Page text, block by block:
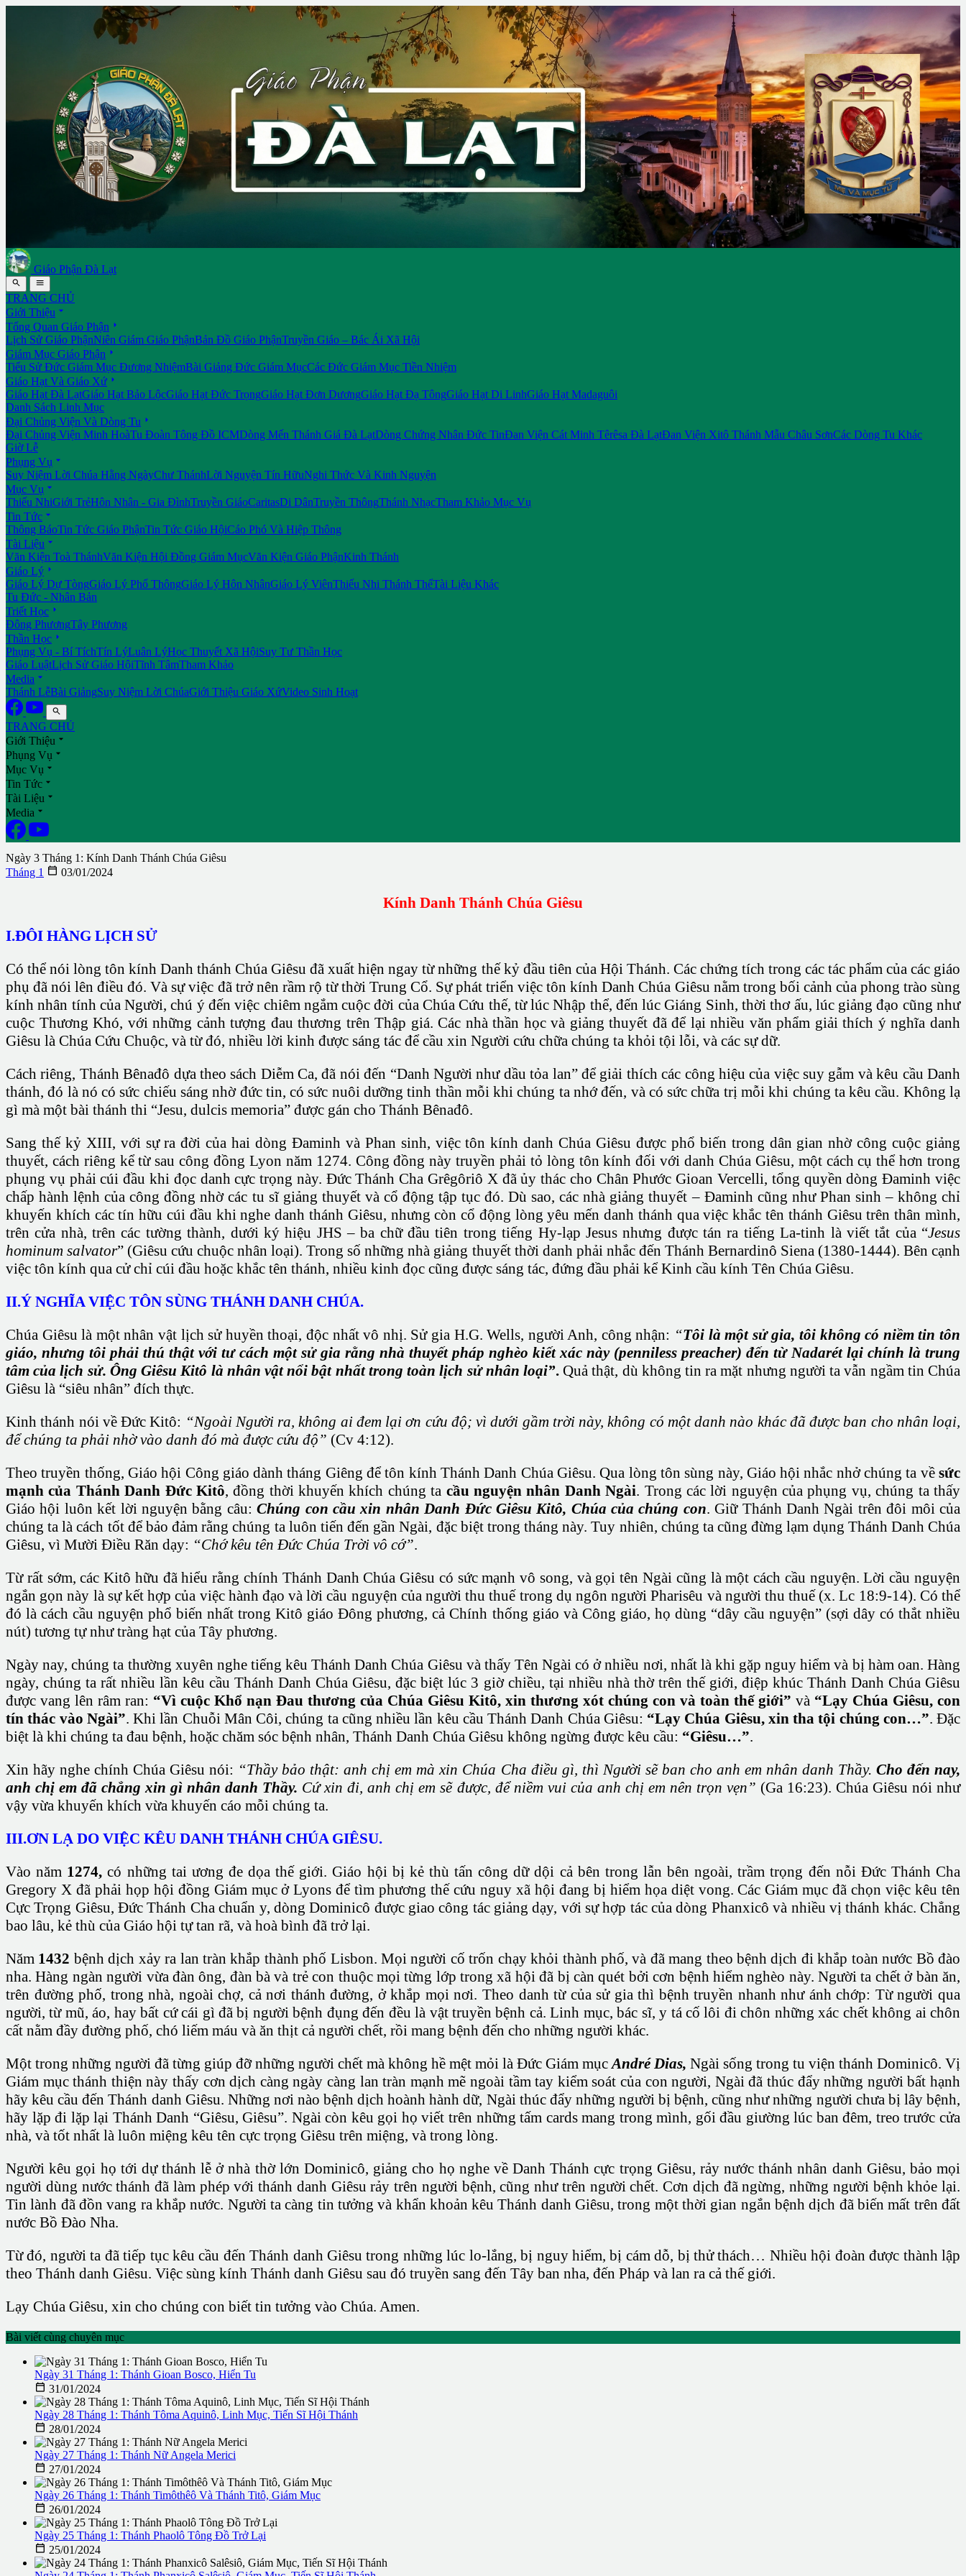
Giáo Phận Đà Lạt
 
TRANG CHỦ
Giới Thiệu 
Tổng Quan Giáo Phận 
Lịch Sử Giáo PhậnNiên Giám Giáo PhậnBản Đồ Giáo PhậnTruyền Giáo – Bác Ái Xã Hội
Giám Mục Giáo Phận 
Tiểu Sử Đức Giám Mục Đương NhiệmBài Giảng Đức Giám MụcCác Đức Giám Mục Tiền Nhiệm
Giáo Hạt Và Giáo Xứ 
Giáo Hạt Đà LạtGiáo Hạt Bảo LộcGiáo Hạt Đức TrọngGiáo Hạt Đơn DươngGiáo Hạt Đạ TôngGiáo Hạt Di LinhGiáo Hạt Madaguôi
Danh Sách Linh Mục
Đại Chủng Viện Và Dòng Tu 
Đại Chủng Viện Minh HoàTu Đoàn Tông Đồ ICMDòng Mến Thánh Giá Đà LạtDòng Chứng Nhân Đức TinĐan Viện Cát Minh Têrêsa Đà LạtĐan Viện Xitô Thánh Mẫu Châu SơnCác Dòng Tu Khác
Giờ Lễ
Phụng Vụ 
Suy Niệm Lời Chúa Hằng NgàyChư ThánhLời Nguyện Tín HữuNghi Thức Và Kinh Nguyện
Mục Vụ 
Thiếu NhiGiới TrẻHôn Nhân - Gia ĐìnhTruyền GiáoCaritasDi DânTruyền ThôngThánh NhạcTham Khảo Mục Vụ
Tin Tức 
Thông BáoTin Tức Giáo PhậnTin Tức Giáo HộiCáo Phó Và Hiệp Thông
Tài Liệu 
Văn Kiện Toà ThánhVăn Kiện Hội Đồng Giám MụcVăn Kiện Giáo PhậnKinh Thánh
Giáo Lý 
Giáo Lý Dự TòngGiáo Lý Phổ ThôngGiáo Lý Hôn NhânGiáo Lý ViênThiếu Nhi Thánh ThểTài Liệu Khác
Tu Đức - Nhân Bản
Triết Học 
Đông PhươngTây Phương
Thần Học 
Phụng Vụ - Bí TíchTín LýLuân LýHọc Thuyết Xã HộiSuy Tư Thần Học
Giáo LuậtLịch Sử Giáo HộiTĩnh TâmTham Khảo
Media 
Thánh LễBài GiảngSuy Niệm Lời ChúaGiới Thiệu Giáo XứVideo Sinh Hoạt

TRANG CHỦ
Giới Thiệu 
Phụng Vụ 
Mục Vụ 
Tin Tức 
Tài Liệu 
Media 
Ngày 3 Tháng 1: Kính Danh Thánh Chúa Giêsu
Tháng 1  03/01/2024
Kính Danh Thánh Chúa Giêsu
I.ĐÔI HÀNG LỊCH SỬ
Có thể nói lòng tôn kính Danh thánh Chúa Giêsu đã xuất hiện ngay từ những thế kỷ đầu tiên của Hội Thánh. Các chứng tích trong các tác phẩm của các giáo
phụ đã nói lên điều đó. Và sự việc đã trở nên rầm rộ từ thời Trung Cổ. Sự phát triển việc tôn kính Danh Chúa Giêsu nằm trong bối cảnh của phong trào sùng
kính nhân tính của Người, chú ý đến việc chiêm ngắm cuộc đời của Chúa Cứu thế, từ lúc Nhập thể, đến lúc Giáng Sinh, thời thơ ấu, lúc giảng đạo cũng như
cuộc Thương Khó, với những cảnh tượng đau thương trên Thập giá. Các nhà thần học và giảng thuyết đã để lại nhiều văn phẩm giải thích ý nghĩa danh
Giêsu là Chúa Cứu Chuộc, và từ đó, nhiều lời kinh được sáng tác để cầu xin Người cứu chữa chúng ta khỏi tội lỗi, và các sự dữ.
Cách riêng, Thánh Bênađô dựa theo sách Diễm Ca, đã nói đến “Danh Người như dầu tỏa lan” để giải thích các công hiệu của việc suy gẫm và kêu cầu Danh
thánh, đó là nó có sức chiếu sáng nhờ đức tin, có sức nuôi dưỡng tinh thần mỗi khi chúng ta nhớ đến, và có sức chữa trị mỗi khi chúng ta kêu cầu. Không lạ
gì mà một bài thánh thi “Jesu, dulcis memoria” được gán cho Thánh Bênađô.
Sang thế kỷ XIII, với sự ra đời của hai dòng Đaminh và Phan sinh, việc tôn kính danh Chúa Giêsu được phổ biến trong dân gian nhờ công cuộc giảng
thuyết, cách riêng kể từ sau công đồng Lyon năm 1274. Công đồng này truyền phải tỏ lòng tôn kính đối với danh Chúa Giêsu, một cách cụ thể hơn trong
phụng vụ phải cúi đầu khi đọc danh cực trọng này. Đức Thánh Cha Grêgôriô X đã ủy thác cho Chân Phước Gioan Vercelli, tổng quyền dòng Đaminh việc
chấp hành lệnh của công đồng nhờ các tu sĩ giảng thuyết và cổ động tập tục đó. Dù sao, các nhà giảng thuyết – Đaminh cũng như Phan sinh – không chỉ
khuyến khích các tín hữu cúi đầu khi nghe danh thánh Giêsu, nhưng còn cổ động lòng yêu mến danh thánh qua việc khắc tên thánh Giêsu trên thân mình,
trên cửa nhà, trên các tường thành, dưới ký hiệu JHS – ba chữ đầu tiên trong tiếng Hy-lạp Jesus nhưng được tán ra tiếng La-tinh là viết tắt của “Jesus
hominum salvator” (Giêsu cứu chuộc nhân loại). Trong số những nhà giảng thuyết thời danh phải nhắc đến Thánh Bernardinô Siena (1380-1444). Bên cạnh
việc tôn kính qua cử chỉ cúi đầu hoặc khắc tên thánh, nhiều kinh đọc cũng được sáng tác, đứng đầu phải kể Kinh cầu kính Tên Chúa Giêsu.
II.Ý NGHĨA VIỆC TÔN SÙNG THÁNH DANH CHÚA.
Chúa Giêsu là một nhân vật lịch sử huyền thoại, độc nhất vô nhị. Sử gia H.G. Wells, người Anh, công nhận: “Tôi là một sử gia, tôi không có niềm tin tôn
giáo, nhưng tôi phải thú thật với tư cách một sử gia rằng nhà thuyết pháp nghèo kiết xác này (penniless preacher) đến từ Nadarét lại chính là trung
tâm của lịch sử. Ông Giêsu Kitô là nhân vật nổi bật nhất trong toàn lịch sử nhân loại”.Quả thật, dù không tin ra mặt nhưng người ta vẫn ngầm tin Chúa
Giêsu là “siêu nhân” đích thực.
Kinh thánh nói về Đức Kitô: “Ngoài Người ra, không ai đem lại ơn cứu độ; vì dưới gầm trời này, không có một danh nào khác đã được ban cho nhân loại,
để chúng ta phải nhờ vào danh đó mà được cứu độ” (Cv 4:12).
Theo truyền thống, Giáo hội Công giáo dành tháng Giêng để tôn kính Thánh Danh Chúa Giêsu. Qua lòng tôn sùng này, Giáo hội nhắc nhở chúng ta về sức
mạnh của Thánh Danh Đức Kitô, đồng thời khuyến khích chúng ta cầu nguyện nhân Danh Ngài. Trong các lời nguyện của phụng vụ, chúng ta thấy
Giáo hội luôn kết lời nguyện bằng câu:Chúng con cầu xin nhân Danh Đức Giêsu Kitô, Chúa của chúng con. Giữ Thánh Danh Ngài trên đôi môi của
chúng ta là cách tốt để bảo đảm rằng chúng ta luôn tiến đến gần Ngài, đặc biệt trong tháng này. Tuy nhiên, chúng ta cũng đừng lạm dụng Thánh Danh Chúa
Giêsu, vì Mười Điều Răn dạy: “Chớ kêu tên Đức Chúa Trời vô cớ”.
Từ rất sớm, các Kitô hữu đã hiểu rằng chính Thánh Danh Chúa Giêsu có sức mạnh vô song, và gọi tên Ngài cũng là một cách cầu nguyện. Lời cầu nguyện
ngắn gọn này là sự kết hợp của việc hành đạo và lời cầu nguyện của người thu thuế trong dụ ngôn người Pharisêu và người thu thuế (x. Lc 18:9-14). Có thể
đó là cách cầu nguyện phổ biến nhất trong Kitô giáo Đông phương, cả Chính thống giáo và Công giáo, họ dùng “dây cầu nguyện” (sợi dây có thắt nhiều
nút) tương tự như tràng hạt của Tây phương.
Ngày nay, chúng ta thường xuyên nghe tiếng kêu Thánh Danh Chúa Giêsu và thấy Tên Ngài có ở nhiều nơi, nhất là khi gặp nguy hiểm và bị hàm oan. Hàng
ngày, chúng ta rất nhiều lần kêu cầu Thánh Danh Chúa Giêsu, đặc biệt lúc 3 giờ chiều, tại nhiều nhà thờ trên thế giới, điệp khúc Thánh Danh Chúa Giêsu
được vang lên râm ran: “Vì cuộc Khổ nạn Đau thương của Chúa Giêsu Kitô, xin thương xót chúng con và toàn thế giới” và “Lạy Chúa Giêsu, con
tín thác vào Ngài”. Khi lần Chuỗi Mân Côi, chúng ta cũng nhiều lần kêu cầu Thánh Danh Chúa Giêsu: “Lạy Chúa Giêsu, xin tha tội chúng con…”. Đặc
biệt là khi chúng ta đau bệnh, hoặc chăm sóc bệnh nhân, Thánh Danh Chúa Giêsu không ngừng được kêu cầu: “Giêsu…”.
Xin hãy nghe chính Chúa Giêsu nói: “Thầy bảo thật: anh chị em mà xin Chúa Cha điều gì, thì Người sẽ ban cho anh em nhân danh Thầy. Cho đến nay,
anh chị em đã chẳng xin gì nhân danh Thầy. Cứ xin đi, anh chị em sẽ được, để niềm vui của anh chị em nên trọn vẹn” (Ga 16:23). Chúa Giêsu nói như
vậy vừa khuyến khích vừa khuyến cáo mỗi chúng ta.
III.ƠN LẠ DO VIỆC KÊU DANH THÁNH CHÚA GIÊSU.
Vào năm 1274, có những tai ương đe dọa thế giới. Giáo hội bị kẻ thù tấn công dữ dội cả bên trong lẫn bên ngoài, trầm trọng đến nỗi Đức Thánh Cha
Gregory X đã phải họp hội đồng Giám mục ở Lyons để tìm phương thế cứu nguy xã hội đang bị hiểm họa diệt vong. Các Giám mục đã chọn việc kêu tên
Cực Trọng Giêsu, Đức Thánh Cha chuẩn y, dòng Dominicô được giao công tác giảng dạy, với sự hợp tác của dòng Phanxicô và nhiều vị thánh khác. Chẳng
bao lâu, kẻ thù của Giáo hội tự tan rã, và hoà bình đã trở lại.
Năm 1432 bệnh dịch xảy ra lan tràn khắp thành phố Lisbon. Mọi người cố trốn chạy khỏi thành phố, và đã mang theo bệnh dịch đi khắp toàn nước Bồ đào
nha. Hàng ngàn người vừa đàn ông, đàn bà và trẻ con thuộc mọi từng lớp trong xã hội đã bị càn quét bởi cơn bệnh hiểm nghèo này. Người ta chết ở bàn ăn,
trên đường phố, trong nhà, ngoài chợ, cả nơi thánh đường, ở khắp mọi nơi. Theo danh từ của sử gia thì bệnh truyền nhanh như ánh chớp: Từ người qua
người, từ mũ, áo, hay bất cứ cái gì đã bị người bệnh đụng đến đều là vật truyền bệnh cả. Linh mục, bác sĩ, y tá cố lôi đi chôn những xác chết không ai chôn
cất nằm đầy đường phố, chó liếm máu và ăn thịt cả người chết, rồi mang bệnh đến cho những người khác.
Một trong những người đã từng giúp đỡ những người chết mà không hề mệt mỏi là Đức Giám mục André Dias, Ngài sống trong tu viện thánh Dominicô. Vị
Giám mục thánh thiện này thấy cơn dịch càng ngày càng lan tràn mạnh mẽ ngoài tầm tay kiểm soát của con người, Ngài đã thúc đẩy những người bất hạnh
hãy kêu cầu đến Thánh danh Giêsu. Những nơi nào bệnh dịch hoành hành dữ, Ngài thúc đẩy những người bị bệnh, cũng như những người chưa bị lây bệnh,
hãy lặp đi lặp lại Thánh Danh “Giêsu, Giêsu”. Ngài còn kêu gọi họ viết trên những tấm cards mang trong mình, gối đầu giường lúc ban đêm, treo trước cửa
nhà, và tốt nhất là luôn miệng kêu tên cực trọng Giêsu trên miệng, và trong lòng.
Người kêu gọi họ tới dự thánh lễ ở nhà thờ lớn Dominicô, giảng cho họ nghe về Danh Thánh cực trọng Giêsu, rảy nước thánh nhân danh Giêsu, bảo mọi
người dùng nước thánh đã làm phép với thánh danh Giêsu rảy trên người bệnh, cũng như trên người chết. Cơn dịch đã ngừng, những người bệnh khỏe lại.
Tin lành đã đồn vang ra khắp nước. Người ta càng tin tưởng và khẩn khoản kêu Thánh danh Giêsu, trong một thời gian ngắn bệnh dịch đã biến mất trên đất
nước Bồ Đào Nha.
Từ đó, người ta đã tiếp tục kêu cầu đến Thánh danh Giêsu trong những lúc lo-lắng, bị nguy hiểm, bị cám dỗ, bị thử thách… Nhiều hội đoàn được thành lập
theo Thánh danh Giêsu. Việc sùng kính Thánh danh Giêsu sau đó truyền sang đến Tây ban nha, đến Pháp và lan ra cả thế giới.
Lạy Chúa Giêsu, xin cho chúng con biết tin tưởng vào Chúa. Amen.
Bài viết cùng chuyên mục
Ngày 31 Tháng 1: Thánh Gioan Bosco, Hiển Tu
 31/01/2024
Ngày 28 Tháng 1: Thánh Tôma Aquinô, Linh Mục, Tiến Sĩ Hội Thánh
 28/01/2024
Ngày 27 Tháng 1: Thánh Nữ Angela Merici
 27/01/2024
Ngày 26 Tháng 1: Thánh Timôthêô Và Thánh Titô, Giám Mục
 26/01/2024
Ngày 25 Tháng 1: Thánh Phaolô Tông Đồ Trở Lại
 25/01/2024